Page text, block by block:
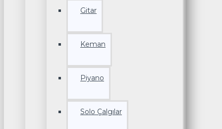
Gitar
Keman
Piyano
Solo Çalgılar